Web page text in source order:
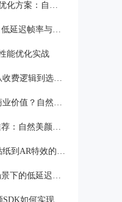
基于OpenGL的移动端美颜SDK优化方案：自然美颜、低延迟与多端适配
RTC美颜SDK如何兼顾清晰度、低延迟帧率与自然美颜效果
能优化实战
美颜SDK价格为什么差异大？从收费逻辑到选型优势一次讲清
美颜SDK如何提升短视频内容商业价值？自然美颜、实时渲染与多端适配优势解析
直播短视频社交APP美颜SDK推荐：自然美颜、低延迟与多端适配对比
美颜SDK能力全解析：从动态贴纸到AR特效的实时渲染方案
RTC美颜技术方案：实时互动场景下的低延迟美颜